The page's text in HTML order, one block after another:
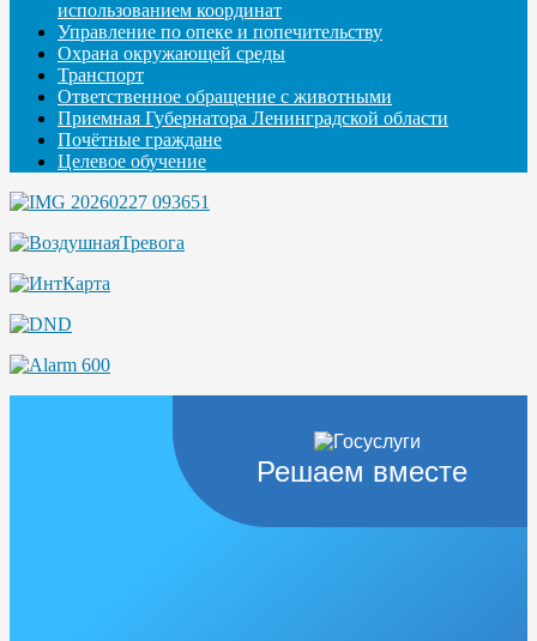
использованием координат
Управление по опеке и попечительству
Охрана окружающей среды
Транспорт
Ответственное обращение с животными
Приемная Губернатора Ленинградской области
Почётные граждане
Целевое обучение
Решаем вместе